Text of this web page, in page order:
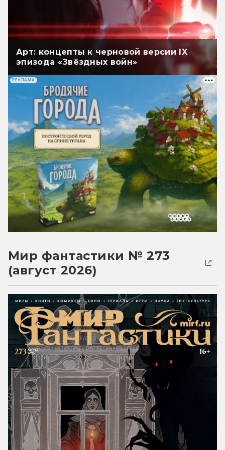
Арт: концепты к черновой версии IX
эпизода «Звёздных войн»
РЕКЛАМА
Мир фантастики № 273
(август 2026)